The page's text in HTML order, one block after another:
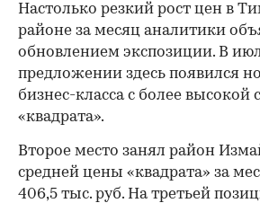
Настолько резкий рост цен в
районе за месяц аналитики
обновлением экспозиции. В
предложении здесь появился
бизнес-класса с более высокой
«квадрата».
Второе место занял район
средней цены «квадрата» за
406,5 тыс. руб. На третьей